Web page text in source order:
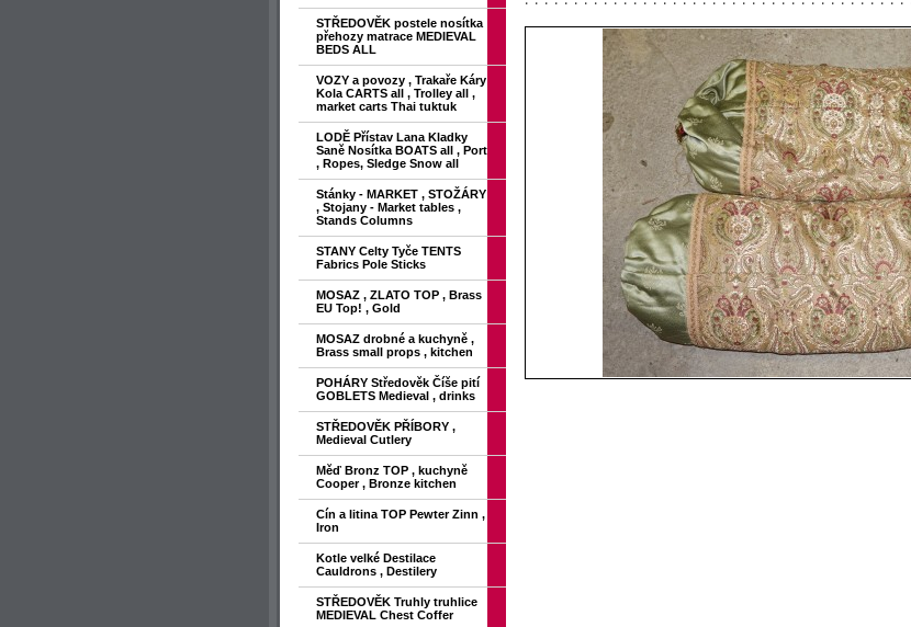
STŘEDOVĚK postele nosítka
přehozy matrace MEDIEVAL
BEDS ALL
VOZY a povozy , Trakaře Káry
Kola CARTS all , Trolley all ,
market carts Thai tuktuk
LODĚ Přístav Lana Kladky
Saně Nosítka BOATS all , Port
, Ropes, Sledge Snow all
Stánky - MARKET , STOŽÁRY
, Stojany - Market tables ,
Stands Columns
STANY Celty Tyče TENTS
Fabrics Pole Sticks
MOSAZ , ZLATO TOP , Brass
EU Top! , Gold
MOSAZ drobné a kuchyně ,
Brass small props , kitchen
POHÁRY Středověk Číše pití
GOBLETS Medieval , drinks
STŘEDOVĚK PŘÍBORY ,
Medieval Cutlery
Měď Bronz TOP , kuchyně
Cooper , Bronze kitchen
Cín a litina TOP Pewter Zinn ,
Iron
Kotle velké Destilace
Cauldrons , Destilery
STŘEDOVĚK Truhly truhlice
MEDIEVAL Chest Coffer